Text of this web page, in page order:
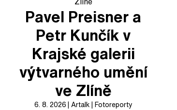
Pavel Preisner a
Petr Kunčík v
Krajské galerii
výtvarného umění
ve Zlíně
6. 8. 2026 Artalk Fotoreporty